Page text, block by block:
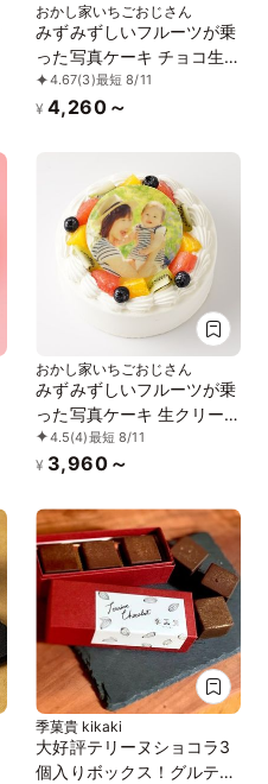
おかし家いちごおじさん
みずみずしいフルーツが乗
った写真ケーキ チョコ生
クリーム 5号 3～5名様向
け
4.67(3)最短 8/11
¥ 4,260～
おかし家いちごおじさん
みずみずしいフルーツが乗
った写真ケーキ 生クリー
ム 5号 3～5名様向け
4.5(4)最短 8/11
¥ 3,960～
季菓貴 kikaki
大好評テリーヌショコラ3
個入りボックス！グルテン